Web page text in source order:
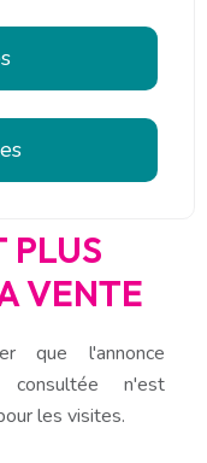
PLUS
VENTE
que l'annonce
n'est
les visites.